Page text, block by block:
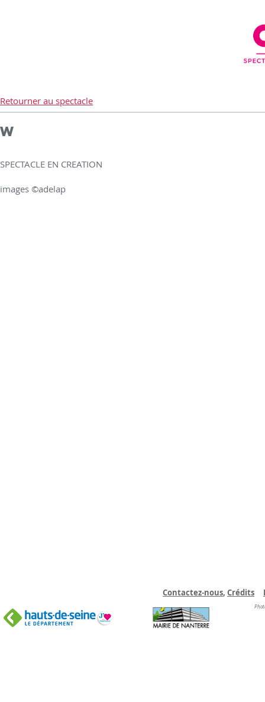
Retourner au spectacle
W
SPECTACLE EN CREATION
images ©adelap
Contactez-nous, Crédits